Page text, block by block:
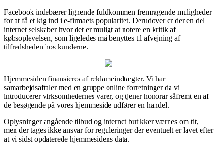
Facebook indebærer lignende fuldkommen fremragende muligheder
for at få et kig ind i e-firmaets popularitet. Derudover er der en del
internet selskaber hvor det er muligt at notere en kritik af
købsoplevelsen, som ligeledes må benyttes til afvejning af
tilfredsheden hos kunderne.
Hjemmesiden finansieres af reklameindtægter. Vi har
samarbejdsaftaler med en gruppe online forretninger da vi
introducerer virksomhedernes varer, og tjener honorar såfremt en af
de besøgende på vores hjemmeside udfører en handel.
Oplysninger angående tilbud og internet butikker værnes om tit,
men der tages ikke ansvar for reguleringer der eventuelt er lavet efter
at vi sidst opdaterede hjemmesidens data.